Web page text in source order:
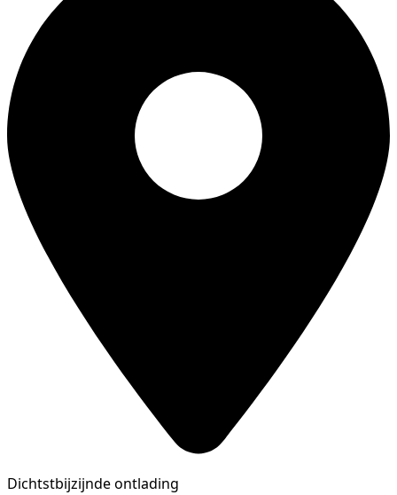
Dichtstbijzijnde ontlading